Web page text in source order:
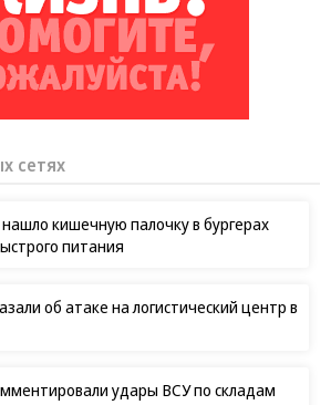
Зеленский неожиданно высказался о
возвращении Крыма
дал грозное обещание